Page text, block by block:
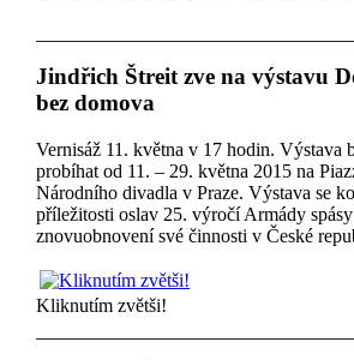
Jindřich Štreit zve na výstavu
bez domova
Vernisáž 11. května v 17 hodin. Výstava
probíhat od 11. – 29. května 2015 na
Národního divadla v Praze. Výstava se
příležitosti oslav 25. výročí Armády
znovuobnovení své činnosti v České
Kliknutím zvětši!